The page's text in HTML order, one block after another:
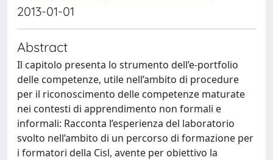
2013-01-01
Abstract
Il capitolo presenta lo strumento dell’e-portfolio
delle competenze, utile nell’ambito di procedure
per il riconoscimento delle competenze maturate
nei contesti di apprendimento non formali e
informali: Racconta l’esperienza del laboratorio
svolto nell’ambito di un percorso di formazione per
i formatori della Cisl, avente per obiettivo la